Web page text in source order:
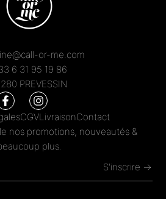
or-me.com
6 31 95 19 86
PREVESSIN
CGVLivraisonContact
nos promotions, nouveautés &
plus.
S'inscrire →